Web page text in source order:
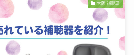
大阪 補聴器